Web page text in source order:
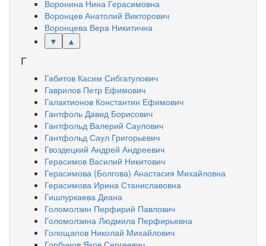
Воронина Нина Герасимовна
Воронцев Анатолий Викторович
Воронцева Вера Никитична
▼
▲
Г
Габитов Касим Сибгатулович
Гаврилов Петр Ефимович
Галактионов Константин Ефимович
Гантфоль Давид Борисович
Гантфольд Валерий Саулович
Гантфольд Саул Григорьевич
Гвоздецкий Андрей Андреевич
Герасимов Василий Никитович
Герасимова (Болгова) Анастасия Михайловна
Герасимова Ирина Станиславовна
Гишлуркаева Диана
Голомолзин Перфирий Павлович
Голомолзина Людмила Перфирьевна
Голощапов Николай Михайлович